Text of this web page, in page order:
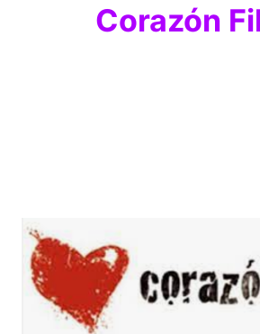
Corazón